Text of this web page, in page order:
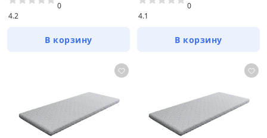
4.2
0
В корзину
4.1
0
В корзину